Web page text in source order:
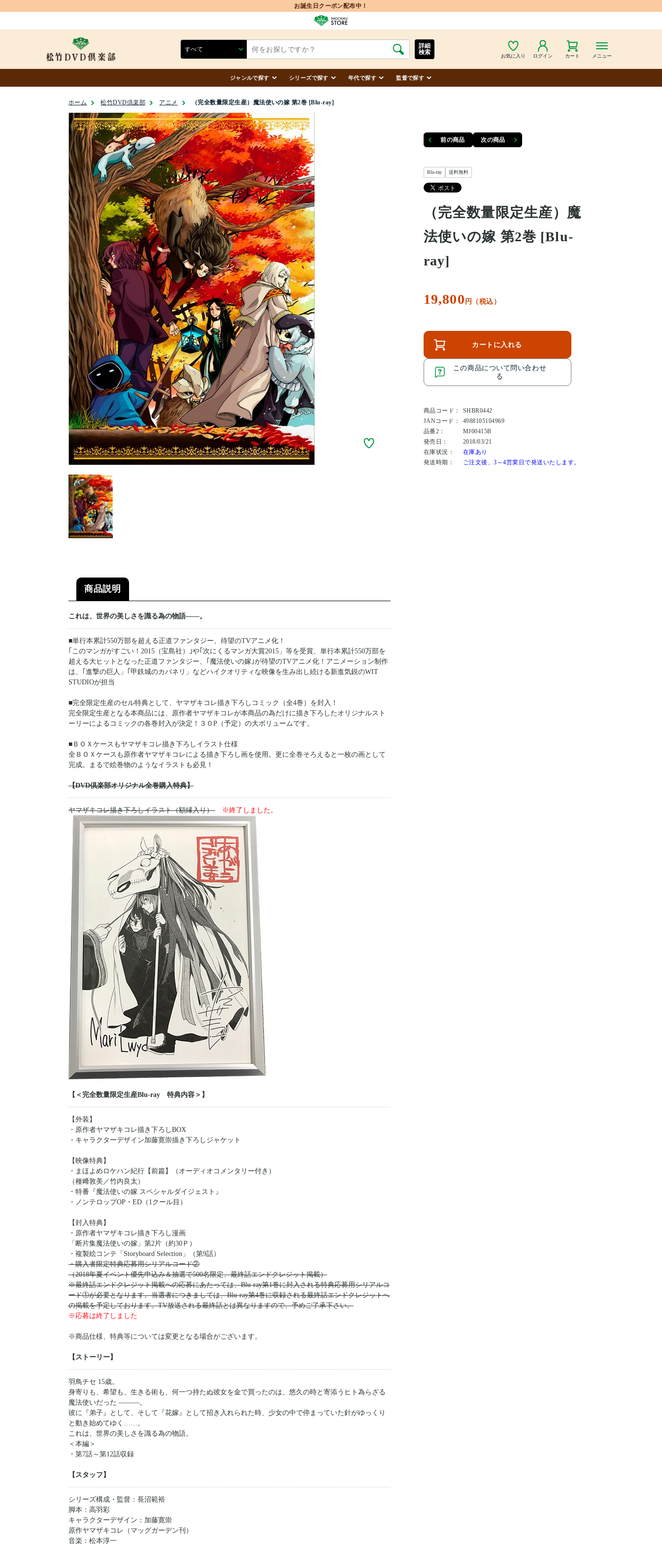
お誕生日クーポン配布中！
お気に入り ログイン カート メニュー
詳細
検索
ジャンルで探す シリーズで探す 年代で探す 監督で探す
ホーム 松竹DVD倶楽部 アニメ （完全数量限定生産）魔法使いの嫁 第2巻 [Blu-ray]
前の商品 次の商品
Blu-ray 送料無料
（完全数量限定生産）魔
法使いの嫁 第2巻 [Blu-
ray]
19,800 円（税込）
カートに入れる
この商品について問い合わせ
る
商品コード：
SHBR0442
JANコード：
4988105104969
品番2：
MJ00415B
発売日：
2018/03/21
在庫状況：
在庫あり
発送時期：
ご注文後、3～4営業日で発送いたします。
商品説明
これは、世界の美しさを識る為の物語――。
■単行本累計550万部を超える正道ファンタジー、待望のTVアニメ化！
｢このマンガがすごい！2015（宝島社）｣や｢次にくるマンガ大賞2015」等を受賞、単行本累計550万部を
超える大ヒットとなった正道ファンタジー、｢魔法使いの嫁｣が待望のTVアニメ化！アニメーション制作
は、｢進撃の巨人」｢甲鉄城のカバネリ」などハイクオリティな映像を生み出し続ける新進気鋭のWIT
STUDIOが担当
■完全限定生産のセル特典として、ヤマザキコレ描き下ろしコミック（全4巻）を封入！
完全限定生産となる本商品には、原作者ヤマザキコレが本商品の為だけに描き下ろしたオリジナルスト
ーリーによるコミックの各巻封入が決定！３０P（予定）の大ボリュームです。
■ＢＯＸケースもヤマザキコレ描き下ろしイラスト仕様
全ＢＯＸケースも原作者ヤマザキコレによる描き下ろし画を使用。更に全巻そろえると一枚の画として
完成。まるで絵巻物のようなイラストも必見！
【DVD倶楽部オリジナル全巻購入特典】
ヤマザキコレ描き下ろしイラスト（額縁入り） ※終了しました。
【＜完全数量限定生産Blu-ray 特典内容＞】
【外装】
・原作者ヤマザキコレ描き下ろしBOX
・キャラクターデザイン加藤寛崇描き下ろしジャケット
【映像特典】
・まほよめロケハン紀行【前篇】（オーディオコメンタリー付き）
（種﨑敦美／竹内良太）
・特番『魔法使いの嫁 スペシャルダイジェスト』
・ノンテロップOP・ED（1クール目）
【封入特典】
・原作者ヤマザキコレ描き下ろし漫画
「断片集魔法使いの嫁」第2片（約30Ｐ）
・複製絵コンテ「Storyboard Selection」（第9話）
・購入者限定特典応募用シリアルコード②
（2018年夏イベント優先申込み＆抽選で500名限定、最終話エンドクレジット掲載）
※最終話エンドクレジット掲載への応募にあたっては、Blu-ray第1巻に封入される特典応募用シリアルコ
ード①が必要となります。当選者につきましては、Blu-ray第4巻に収録される最終話エンドクレジットへ
の掲載を予定しております。TV放送される最終話とは異なりますので、予めご了承下さい。
※応募は終了しました
※商品仕様、特典等については変更となる場合がございます。
【ストーリー】
羽鳥チセ 15歳。
身寄りも、希望も、生きる術も、何一つ持たぬ彼女を金で買ったのは、悠久の時と寄添うヒト為らざる
魔法使いだった ―――。
彼に『弟子』として、そして『花嫁』として招き入れられた時、少女の中で停まっていた針がゆっくり
と動き始めてゆく……。
これは、世界の美しさを識る為の物語。
＜本編＞
・第7話～第12話収録
【スタッフ】
シリーズ構成・監督：長沼範裕
脚本：高羽彩
キャラクターデザイン：加藤寛崇
原作ヤマザキコレ（マッグガーデン刊）
音楽：松本淳一